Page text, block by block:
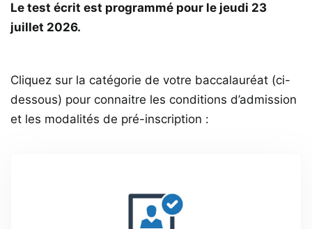
Le test écrit est programmé pour le jeudi 23
juillet 2026.
Cliquez sur la catégorie de votre baccalauréat (ci-
dessous) pour connaitre les conditions d’admission
et les modalités de pré-inscription :